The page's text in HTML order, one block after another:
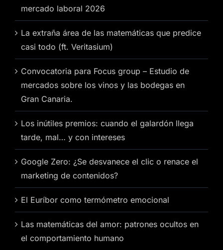
mercado laboral 2026
La extraña área de las matemáticas que predice
casi todo (ft. Veritasium)
Convocatoria para Focus group – Estudio de
mercados sobre los vinos y las bodegas en
Gran Canaria.
Los inútiles premios: cuando el galardón llega
tarde, mal… y con intereses
Google Zero: ¿Se desvanece el clic o renace el
marketing de contenidos?
El Euríbor como termómetro emocional
Las matemáticas del amor: patrones ocultos en
el comportamiento humano